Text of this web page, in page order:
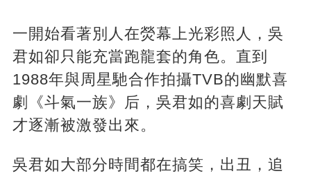
一開始看著別人在熒幕上光彩照人，吳
君如卻只能充當跑龍套的角色。直到
1988年與周星馳合作拍攝TVB的幽默喜
劇《斗氣一族》后，吳君如的喜劇天賦
才逐漸被激發出來。
吳君如大部分時間都在搞笑，出丑，追